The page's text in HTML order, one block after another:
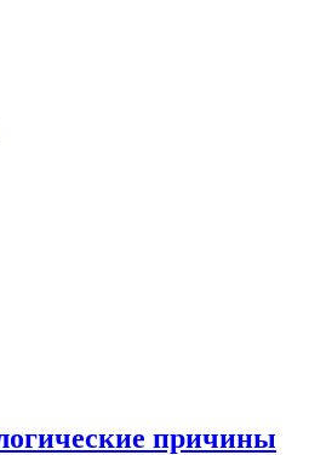
причины